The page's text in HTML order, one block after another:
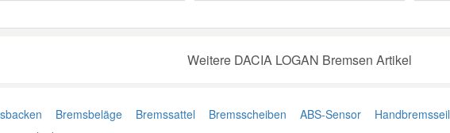
Weitere DACIA LOGAN Bremsen Artikel
Bremsbeläge Bremssattel Bremsscheiben ABS-Sensor Handbremsseil